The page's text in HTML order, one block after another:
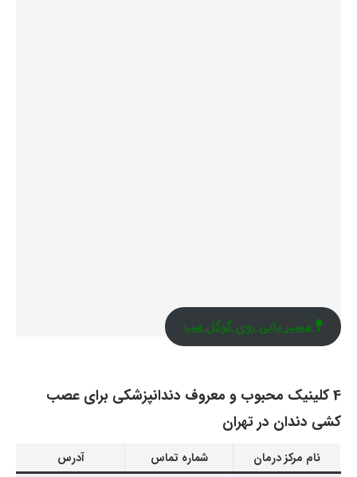
مسیر یابی روی گوگل مپ
4 کلینیک محبوب و معروف دندانپزشکی برای عصب
کشی دندان در تهران
نام مرکز درمان شماره تماس آدرس